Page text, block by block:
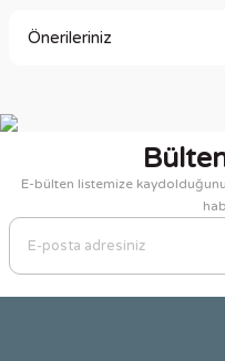
Önerileriniz
Görüş ve önerileriniz için
Ürün resmi kalitesiz,
Ürün açıklamasında eksik
Ürün bilgilerinde hatalar
E-bülten listemize